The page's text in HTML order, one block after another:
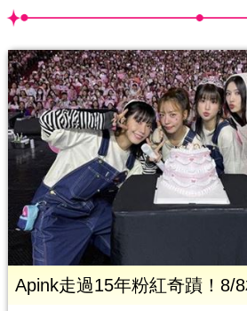
Apink走過15年粉紅奇蹟！8/